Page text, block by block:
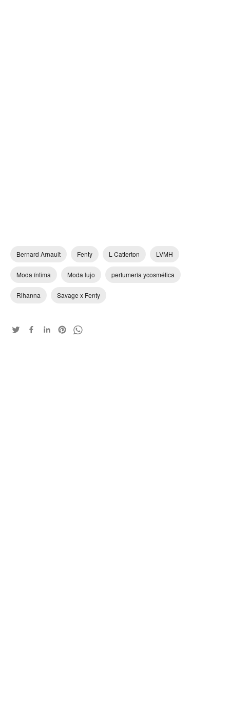
Bernard Arnault Fenty L Catterton LVMH
Moda íntima Moda lujo perfumería ycosmética
Rihanna Savage x Fenty